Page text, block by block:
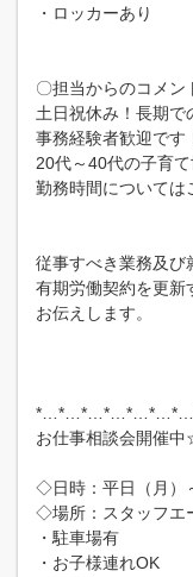
・ロッカーあり
〇担当からのコメン
土日祝休み！長期で
事務経験者歓迎です
20代～40代の子育て
勤務時間については
従事すべき業務及び
有期労働契約を更新
お伝えします。
お仕事相談会開催
◇日時：平日（月
◇場所：スタッフエ
・駐車場有
・お子様連れOK